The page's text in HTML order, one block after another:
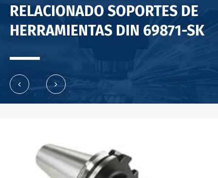
RELACIONADO SOPORTES DE
HERRAMIENTAS DIN 69871-SK